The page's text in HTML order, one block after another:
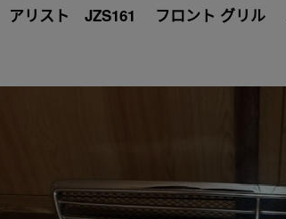
リスト JZS161 フロント グリル